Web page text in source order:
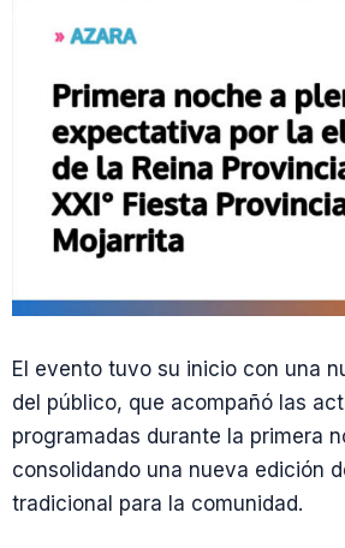
El evento tuvo su inicio con una
del público, que acompañó las
programadas durante la primera
consolidando una nueva edición
tradicional para la comunidad.